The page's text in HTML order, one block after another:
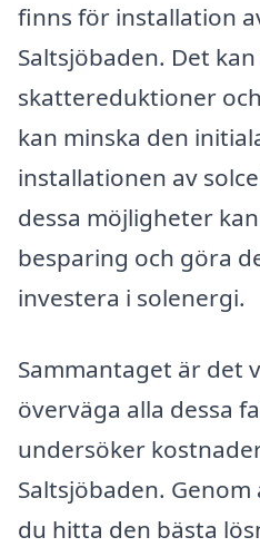
finns för installation
Saltsjöbaden. Det
skattereduktioner
kan minska den
installationen av
dessa möjligheter
besparing och göra
investera i solenergi.
Sammantaget är det
överväga alla dessa
undersöker
Saltsjöbaden.
du hitta den bästa